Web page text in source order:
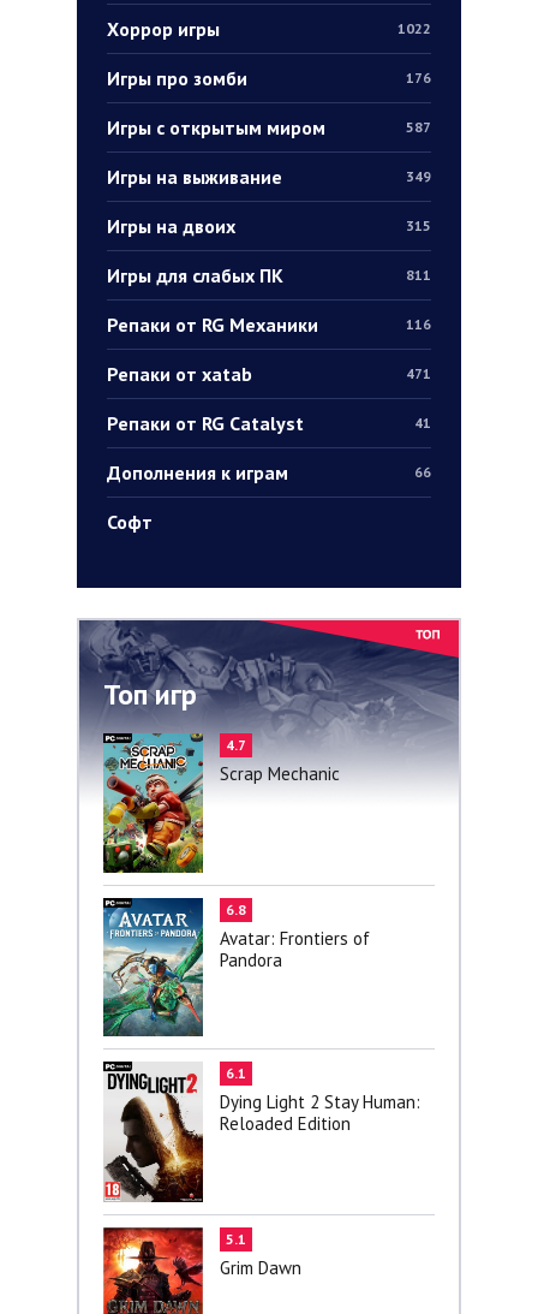
Хоррор игры 1022
Игры про зомби 176
Игры с открытым миром 587
Игры на выживание 349
Игры на двоих 315
Игры для слабых ПК 811
Репаки от RG Механики 116
Репаки от xatab 471
Репаки от RG Catalyst 41
Дополнения к играм 66
Софт
Топ игр
4.7
Scrap Mechanic
6.8
Avatar: Frontiers of
Pandora
6.1
Dying Light 2 Stay Human:
Reloaded Edition
5.1
Grim Dawn